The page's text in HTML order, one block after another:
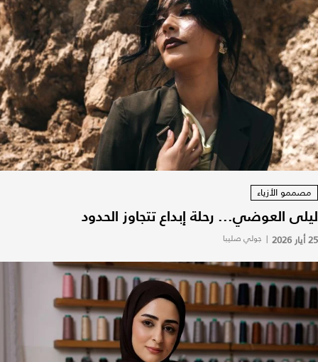
مصممو الأزياء
ليلى العوضي... رحلة إبداع تتجاوز الحدود
25 أيار 2026 | جولي صليبا